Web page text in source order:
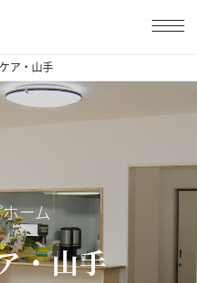
ア・山手
ーム
・山手